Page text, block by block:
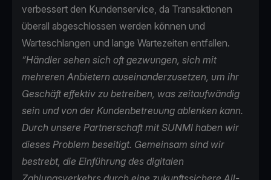
verbessert den Kundenservice, da Transaktionen
überall abgeschlossen werden können und
Warteschlangen und lange Wartezeiten entfallen.
“Händler sehen sich oft gezwungen, sich mit
mehreren Anbietern auseinanderzusetzen, um ihr
Geschäft effektiv zu betreiben, was zeitaufwändig
sein und von der Kundenbetreuung ablenken kann.
Durch unsere Partnerschaft mit SUNMI haben wir
dieses Problem beseitigt. Gemeinsam sind wir
bestrebt, die Einführung des digitalen